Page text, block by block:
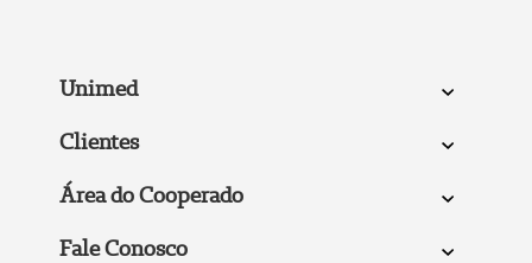
Unimed
Clientes
Área do Cooperado
Fale Conosco